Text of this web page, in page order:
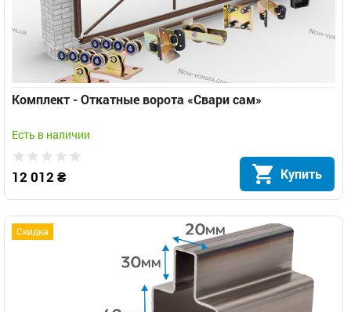
Комплект - Откатные ворота «Свари сам»
Есть в наличии
12 012 ₴ Купить
Скидка